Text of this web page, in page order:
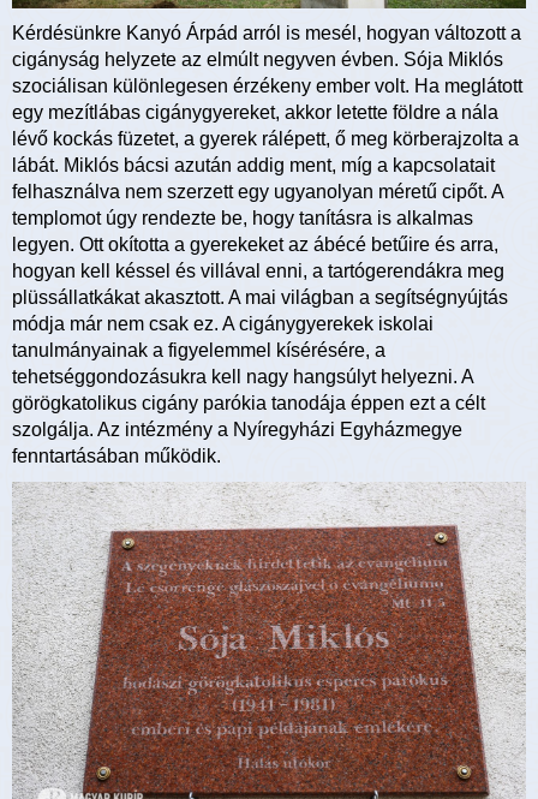
Kérdésünkre Kanyó Árpád arról is mesél, hogyan változott a
cigányság helyzete az elmúlt negyven évben. Sója Miklós
szociálisan különlegesen érzékeny ember volt. Ha meglátott
egy mezítlábas cigánygyereket, akkor letette földre a nála
lévő kockás füzetet, a gyerek rálépett, ő meg körberajzolta a
lábát. Miklós bácsi azután addig ment, míg a kapcsolatait
felhasználva nem szerzett egy ugyanolyan méretű cipőt. A
templomot úgy rendezte be, hogy tanításra is alkalmas
legyen. Ott okította a gyerekeket az ábécé betűire és arra,
hogyan kell késsel és villával enni, a tartógerendákra meg
plüssállatkákat akasztott. A mai világban a segítségnyújtás
módja már nem csak ez. A cigánygyerekek iskolai
tanulmányainak a figyelemmel kísérésére, a
tehetséggondozásukra kell nagy hangsúlyt helyezni. A
görögkatolikus cigány parókia tanodája éppen ezt a célt
szolgálja. Az intézmény a Nyíregyházi Egyházmegye
fenntartásában működik.